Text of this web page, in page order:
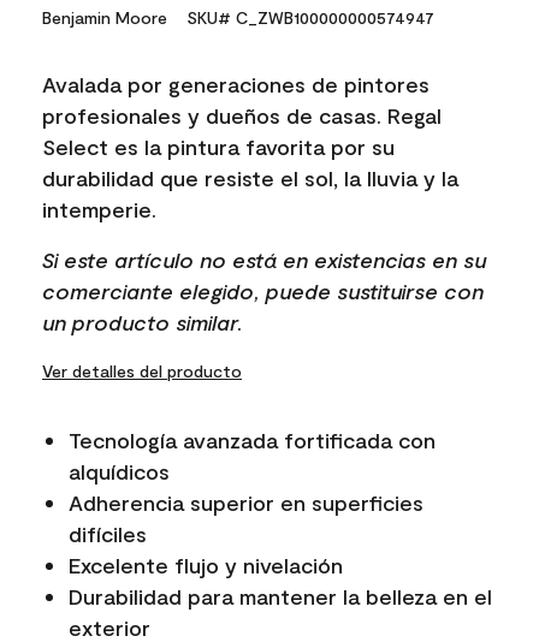
value.
link.
Benjamin Moore SKU# C_ZWB100000000574947
Avalada por generaciones de pintores
profesionales y dueños de casas. Regal
Select es la pintura favorita por su
durabilidad que resiste el sol, la lluvia y la
intemperie.
Si este artículo no está en existencias en su
comerciante elegido, puede sustituirse con
un producto similar.
Ver detalles del producto
Tecnología avanzada fortificada con
alquídicos
Adherencia superior en superficies
difíciles
Excelente flujo y nivelación
Durabilidad para mantener la belleza en el
exterior